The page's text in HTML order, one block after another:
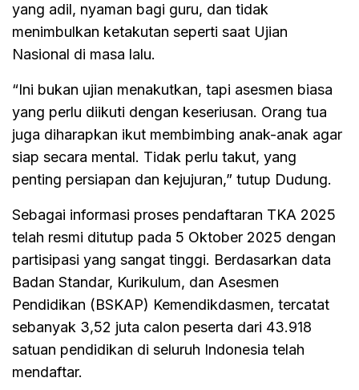
yang adil, nyaman bagi guru, dan tidak
menimbulkan ketakutan seperti saat Ujian
Nasional di masa lalu.
“Ini bukan ujian menakutkan, tapi asesmen biasa
yang perlu diikuti dengan keseriusan. Orang tua
juga diharapkan ikut membimbing anak-anak agar
siap secara mental. Tidak perlu takut, yang
penting persiapan dan kejujuran,” tutup Dudung.
Sebagai informasi proses pendaftaran TKA 2025
telah resmi ditutup pada 5 Oktober 2025 dengan
partisipasi yang sangat tinggi. Berdasarkan data
Badan Standar, Kurikulum, dan Asesmen
Pendidikan (BSKAP) Kemendikdasmen, tercatat
sebanyak 3,52 juta calon peserta dari 43.918
satuan pendidikan di seluruh Indonesia telah
mendaftar.